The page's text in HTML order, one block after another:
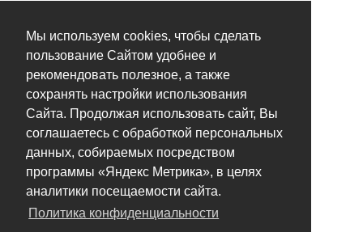
Мы используем cookies, чтобы сделать
пользование Сайтом удобнее и
рекомендовать полезное, а также
сохранять настройки использования
Сайта. Продолжая использовать сайт, Вы
соглашаетесь с обработкой персональных
данных, собираемых посредством
программы «Яндекс Метрика», в целях
аналитики посещаемости сайта.
Политика конфиденциальности